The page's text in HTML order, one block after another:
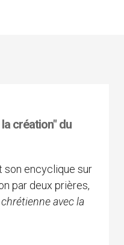
création" du
son encyclique sur
par deux prières,
avec la